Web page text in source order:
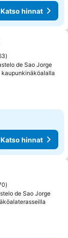
Katso hinnat
de Sao Jorge
Katso hinnat
de Sao Jorge